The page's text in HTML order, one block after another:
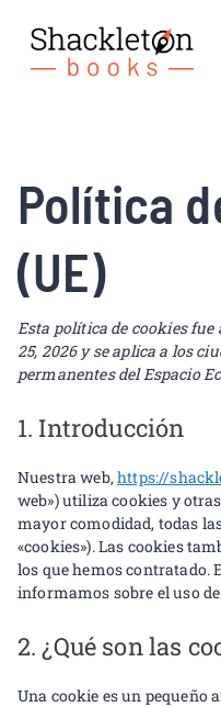
Política
(UE)
Esta política de cookies
25, 2026 y se aplica a los
permanentes del Espacio
1. Introducción
Nuestra web,https://
web») utiliza cookies y
mayor comodidad, todas
«cookies»). Las cookies
los que hemos contratado.
informamos sobre el uso
2. ¿Qué son las
Una cookie es un pequeño